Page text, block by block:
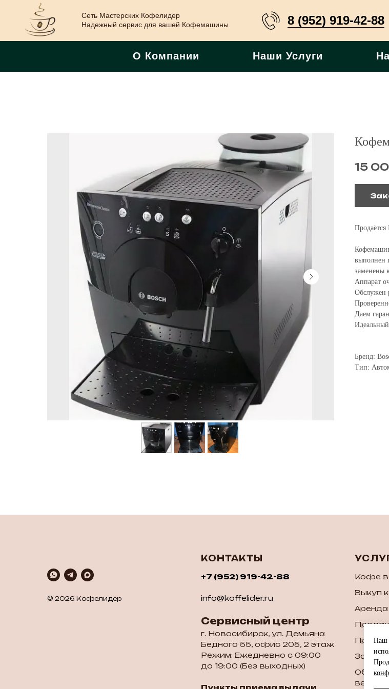
Сеть Мастерских Кофелидер
Надежный сервис для вашей Кофемашины
8 (952) 919-42-88
О Компании Наши Услуги
15
выполнен
заменены
Аппарат
Обслужен
Даем
Бренд:
Тип:
© 2026 Кофелидер
КОНТАКТЫ
+7 (952) 919-42-88
info@koffelider.ru
Сервисный центр
г. Новосибирск, ул. Демьяна
Бедного 55, офис 205, 2 этаж
Режим: Ежедневно с 09:00
до 19:00 (Без выходных)
Пункты приема выдачи
Кофе в
Выкуп
Наш